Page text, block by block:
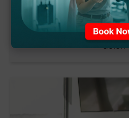
VENDAJE
Vendaje terapéutico para
dolor.